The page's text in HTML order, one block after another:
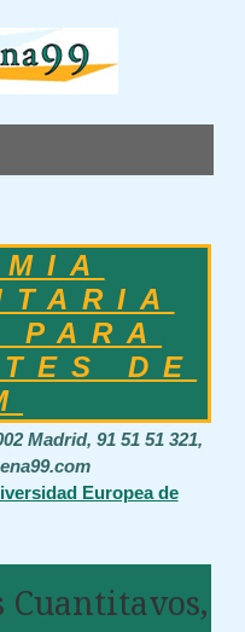
DE
Madrid, 91 51 51 321,
Europea de
Cuantitavos,